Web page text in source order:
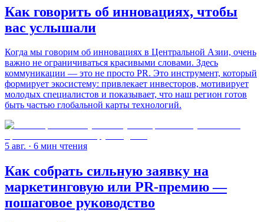
Как говорить об инновациях, чтобы
вас услышали
Когда мы говорим об инновациях в Центральной Азии, очень
важно не ограничиваться красивыми словами. Здесь
коммуникации — это не просто PR. Это инструмент, который
формирует экосистему: привлекает инвесторов, мотивирует
молодых специалистов и показывает, что наш регион готов
быть частью глобальной карты технологий.
5 авг. · 6 мин чтения
Как собрать сильную заявку на
маркетинговую или PR-премию —
пошаговое руководство